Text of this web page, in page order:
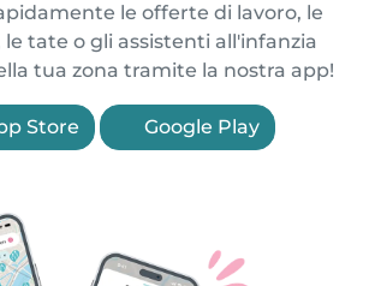
le offerte di lavoro, le
tate o gli assistenti all'infanzia
tua zona tramite la nostra app!
Store Google Play